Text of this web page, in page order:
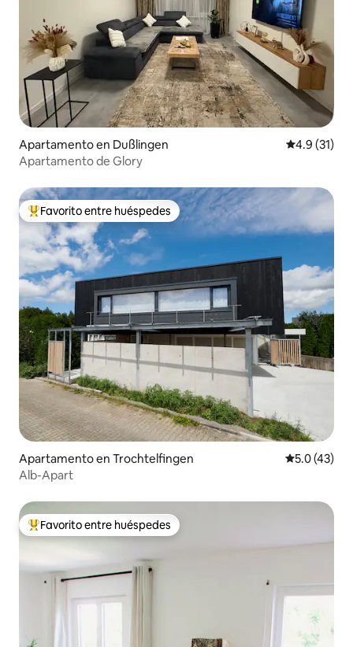
Apartamento en Dußlingen Calificación
4.9 (31)
Apartamento de Glory
Favorito entre huéspedes preferido
Favorito entre huéspedes
Apartamento en Trochtelfingen Calificación
5.0 (43)
Alb-Apart
Favorito entre huéspedes preferido
Favorito entre huéspedes